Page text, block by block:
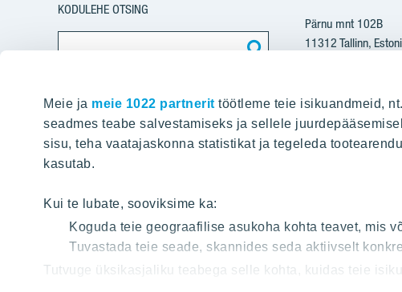
Meie ja meie 1022 partnerit töötleme teie isikuandmeid,
seadmes teabe salvestamiseks ja sellele
sisu, teha vaatajaskonna statistikat ja tegeleda
kasutab.
Kui te lubate, sooviksime ka:
Koguda teie geograafilise asukoha kohta teavet, mis
Tuvastada teie seade, skannides seda aktiivselt
Tutvuge üksikasjaliku teabega selle kohta, kuidas teie
KODULEHE OTSING
Pärnu mnt 102B
11312 Tallinn,
+372 665
yit@yit.ee
Registrikood:
KMKR: